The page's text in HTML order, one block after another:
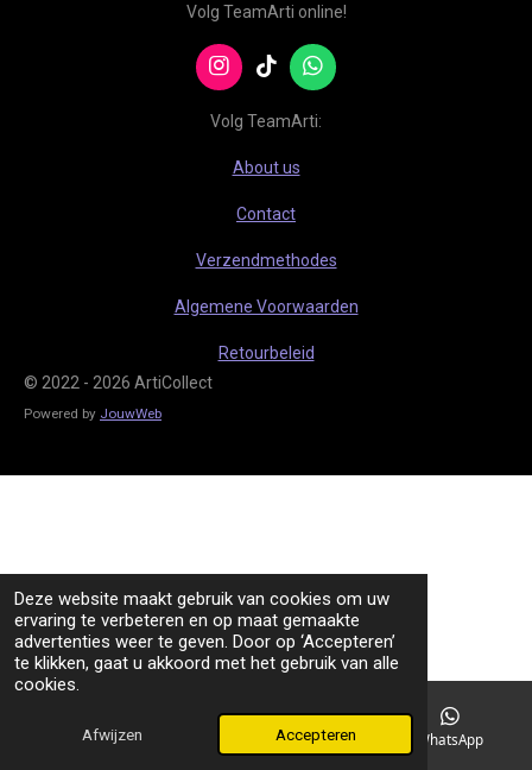
Deze website maakt gebruik van cookies om uw
ervaring te verbeteren en op maat gemaakte
advertenties weer te geven. Door op ‘Accepteren’
te klikken, gaat u akkoord met het gebruik van alle
cookies.
Afwijzen Accepteren
Volg TeamArti online!
I
n
s
T
k
o
k
W
h
a
Volg TeamArti:
About us
Contact
Verzendmethodes
Algemene Voorwaarden
Retourbeleid
© 2022 - 2026 ArtiCollect
Powered by JouwWeb
TikTok WhatsApp